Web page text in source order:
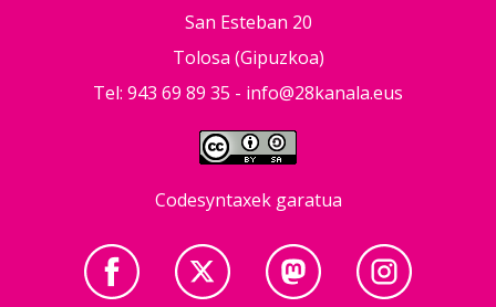
San Esteban 20
Tolosa (Gipuzkoa)
Tel: 943 69 89 35 - info@28kanala.eus
Codesyntaxek garatua